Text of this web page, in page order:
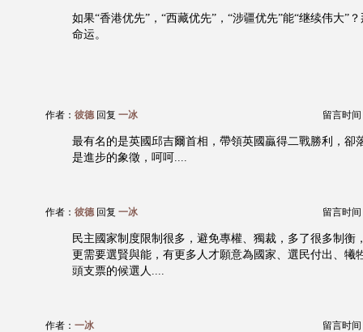
如果“香港优先”，“西藏优先”，“涉疆优先”能“继续伟大”
命运。
作者： 彼德回复 一冰 留言时间
最有名的是英國邱吉爾首相，帶領英國贏得二戰勝利，卻
是進步的象徵，呵呵....
作者： 彼德回复 一冰 留言时间
民主國家制度限制很多，避免專權、獨裁，多了很多制衡
更需要選賢與能，有更多人才願意為國家、選民付出、犧
頭支票的候選人....
作者： 一冰 留言时间